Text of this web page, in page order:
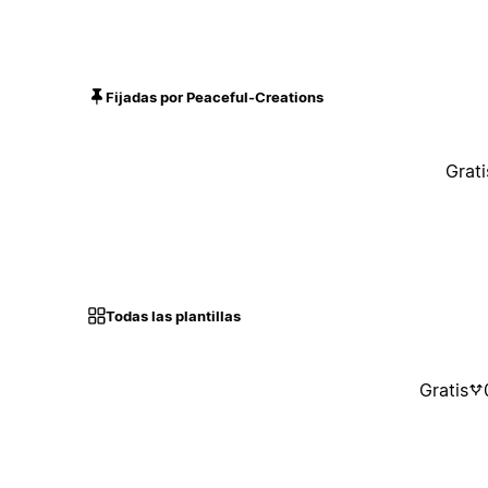
Fijadas por Peaceful-Creations
Todas las plantillas
Gratis